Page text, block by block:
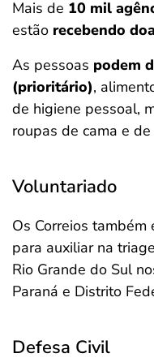
Mais de 10 mil
estão recebendo
As pessoas podem
(prioritário),
de higiene pessoal,
roupas de cama e
Voluntariado
Os Correios também
para auxiliar na
Rio Grande do Sul
Paraná e Distrito
Defesa Civil